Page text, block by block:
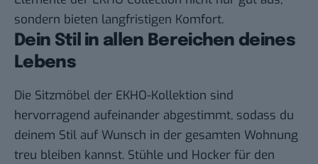
sondern bieten langfristigen Komfort.
Dein Stil in allen Bereichen deines
Lebens
Die Sitzmöbel der EKHO-Kollektion sind
hervorragend aufeinander abgestimmt, sodass du
deinem Stil auf Wunsch in der gesamten Wohnung
treu bleiben kannst. Stühle und Hocker für den